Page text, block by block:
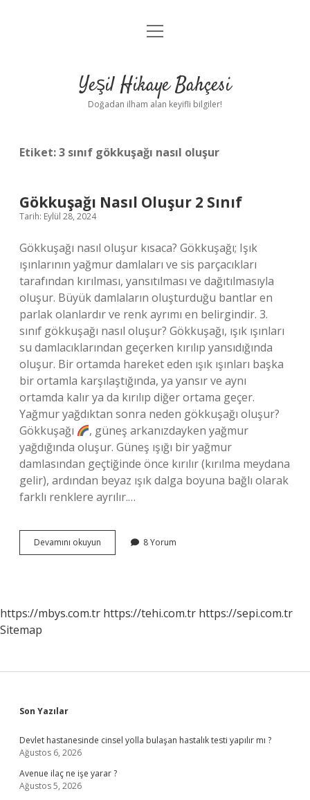
Anasayfa
Yasal Uyarı
menüyü
Yeşil Hikaye Bahçesi
Doğadan ilham alan keyifli bilgiler!
Etiket:3 sınıf gökkuşağı nasıl oluşur
Gökkuşağı Nasıl Oluşur 2 Sınıf
Tarih: Eylül 28, 2024
Gökkuşağı nasıl oluşur kısaca? Gökkuşağı; Işık
ışınlarının yağmur damlaları ve sis parçacıkları
tarafından kırılması, yansıtılması ve dağıtılmasıyla
oluşur. Büyük damlaların oluşturduğu bantlar en
parlak olanlardır ve renk ayrımı en belirgindir. 3.
sınıf gökkuşağı nasıl oluşur? Gökkuşağı, ışık ışınları
su damlacıklarından geçerken kırılıp yansıdığında
oluşur. Bir ortamda hareket eden ışık ışınları başka
bir ortamla karşılaştığında, ya yansır ve aynı
ortamda kalır ya da kırılıp diğer ortama geçer.
Yağmur yağdıktan sonra neden gökkuşağı oluşur?
Gökkuşağı
, güneş arkanızdayken yağmur
yağdığında oluşur. Güneş ışığı bir yağmur
damlasından geçtiğinde önce kırılır (kırılma meydana
gelir), ardından beyaz ışık dalga boyuna bağlı olarak
farklı renklere ayrılır.…
Devamını okuyun Gökkuşağı
Nasıl
8 Yorum
https://mbys.com.tr https://tehi.com.tr https://sepi.com.tr
Sitemap
Sidebar
Son Yazılar
Devlet hastanesinde cinsel yolla bulaşan hastalık testi yapılır mı ?
Ağustos 6, 2026
Avenue ilaç ne işe yarar ?
Ağustos 5, 2026